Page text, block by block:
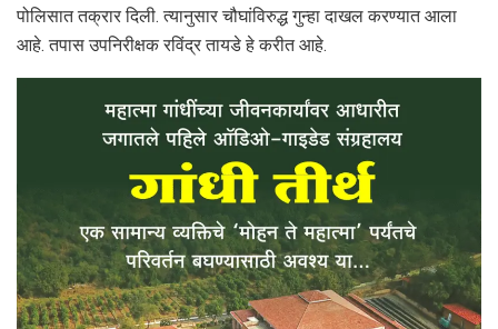
पोलिसात तक्रार दिली. त्यानुसार चौघांविरुद्ध गुन्हा दाखल करण्यात आला
आहे. तपास उपनिरीक्षक रविंद्र तायडे हे करीत आहे.